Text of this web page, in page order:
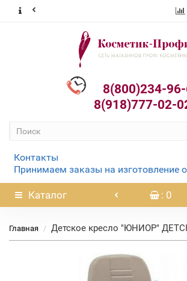
8(800)234-
8(918)777-02-
Контакты
Принимаем заказы на изготовление
Каталог : 0
Главная Детское кресло "ЮНИОР"